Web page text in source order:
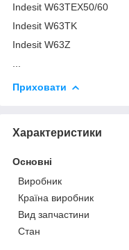
Indesit W63TEX50/60
Indesit W63TK
Indesit W63Z
Приховати
Характеристики
Основні
Виробник
Країна виробник
Вид запчастини
Стан